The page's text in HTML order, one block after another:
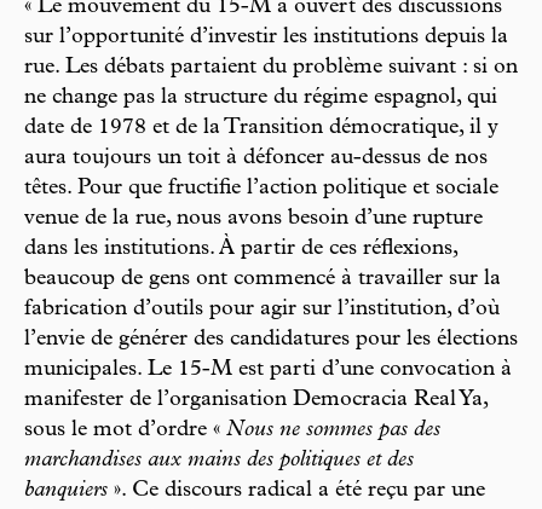
« Le mouvement du 15-M a ouvert des discussions
sur l’opportunité d’investir les institutions depuis la
rue. Les débats partaient du problème suivant : si on
ne change pas la structure du régime espagnol, qui
date de 1978 et de la Transition démocratique, il y
aura toujours un toit à défoncer au-dessus de nos
têtes. Pour que fructifie l’action politique et sociale
venue de la rue, nous avons besoin d’une rupture
dans les institutions. À partir de ces réflexions,
beaucoup de gens ont commencé à travailler sur la
fabrication d’outils pour agir sur l’institution, d’où
l’envie de générer des candidatures pour les élections
municipales. Le 15-M est parti d’une convocation à
manifester de l’organisation Democracia Real Ya,
sous le mot d’ordre « Nous ne sommes pas des
marchandises aux mains des politiques et des
banquiers ». Ce discours radical a été reçu par une